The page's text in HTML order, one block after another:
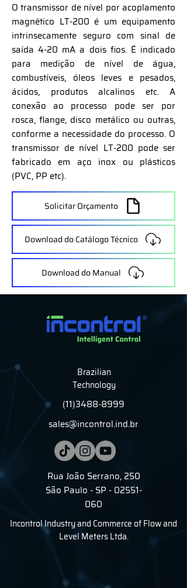
O transmissor de nível por acoplamento
magnético LT-200 é um equipamento
intrinsecamente seguro com sinal de
saída 4-20 mA a dois fios. É indicado
para medição de nível de água,
combustíveis, óleos leves e pesados,
ácidos, produtos alcalinos etc. A
conexão ao processo pode ser por
rosca, flange, disco metálico ou outras,
conforme a necessidade do processo. O
transmissor de nível LT-200 pode ser
fabricado em aço inox ou plásticos
(PVC, PP etc).
Solicitar Orçamento
Download do Catálogo Técnico
Download do Manual
Brazilian
Technology
(11)3488-8999
sales@incontrol.ind.br
Rua João Serrano, 250
São Paulo - SP - 02551-
060
Incontrol Industry and Commerce of Flow and
Level Meters Ltda.